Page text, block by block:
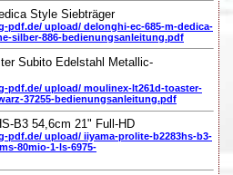
Style Siebträger
upload/ delonghi-ec-685-m-dedica-
silber-886-bedienungsanleitung.pdf
Subito Edelstahl Metallic-
pdf.de/ upload/ moulinex-lt261d-toaster-
37255-bedienungsanleitung.pdf
B3 54,6cm 21" Full-HD
pdf.de/ upload/ iiyama-prolite-b2283hs-b3-
80mio-1-ls-6975-